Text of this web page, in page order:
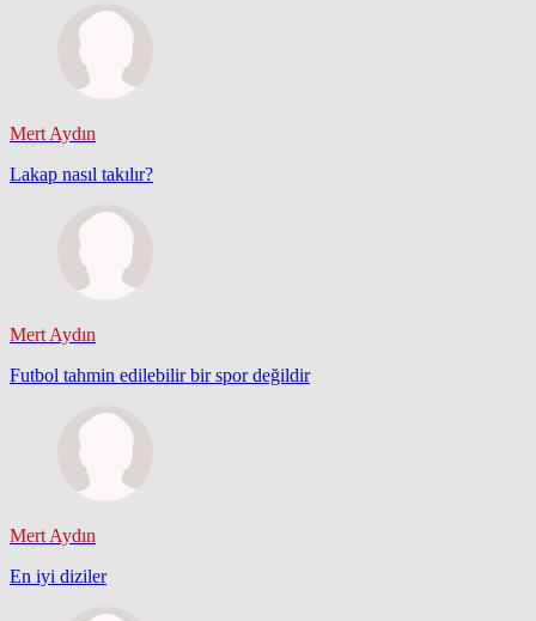
Mert Aydın
Lakap nasıl takılır?
Mert Aydın
Futbol tahmin edilebilir bir spor değildir
Mert Aydın
En iyi diziler